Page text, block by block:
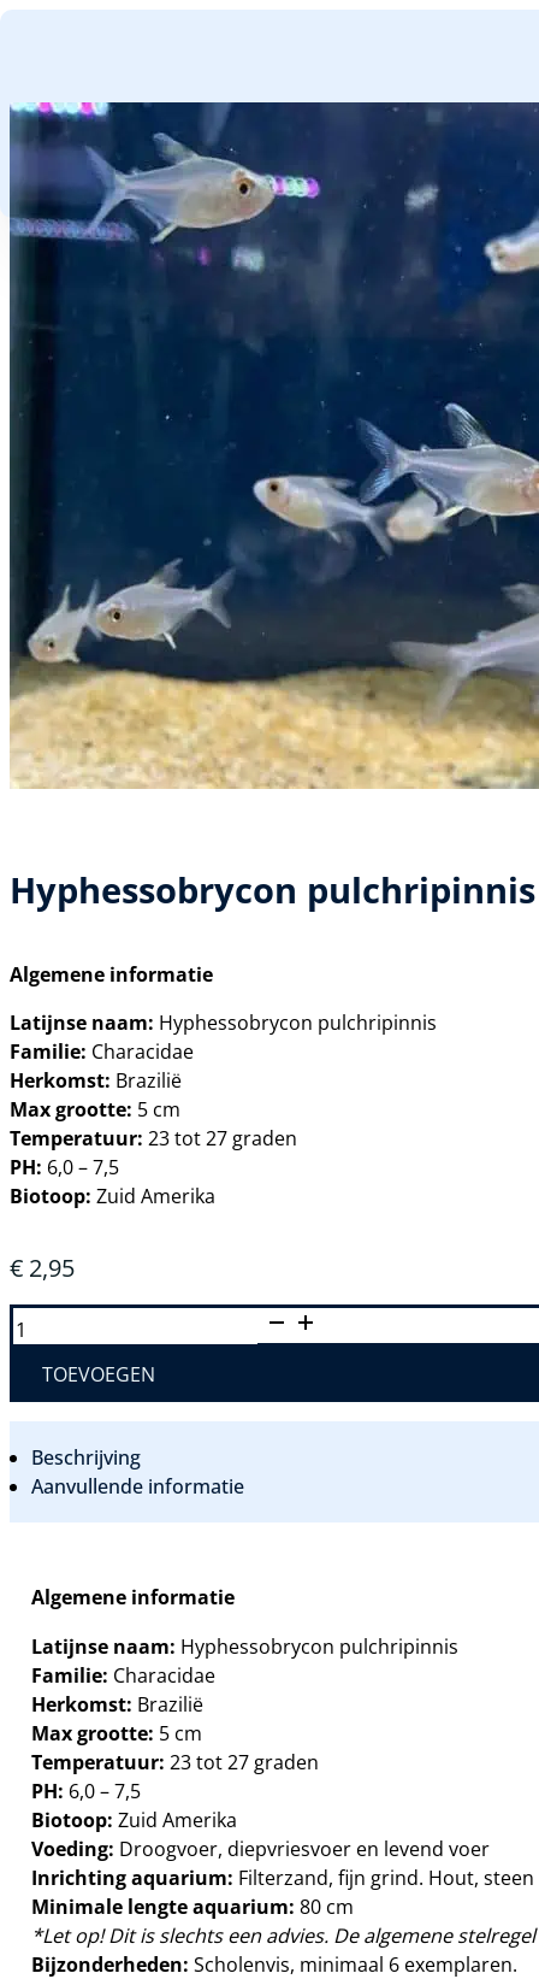
Hyphessobrycon
Algemene informatie
Latijnse naam: Hyphessobrycon pulchripinnis
Familie: Characidae
Herkomst: Brazilië
Max grootte: 5 cm
Temperatuur: 23 tot 27 graden
PH: 6,0 – 7,5
Biotoop: Zuid Amerika
€ 2,95
HYPHESSOBRYCON
PULCHRIPINNIS
CITROEN
TOEVOEGEN
Beschrijving
Aanvullende informatie
Algemene informatie
Latijnse naam: Hyphessobrycon pulchripinnis
Familie: Characidae
Herkomst: Brazilië
Max grootte: 5 cm
Temperatuur: 23 tot 27 graden
PH: 6,0 – 7,5
Biotoop: Zuid Amerika
Voeding: Droogvoer, diepvriesvoer en levend voer
Inrichting aquarium: Filterzand, fijn grind. Hout,
Minimale lengte aquarium: 80 cm
*Let op! Dit is slechts een advies. De algemene
Bijzonderheden: Scholenvis, minimaal 6 exemplaren.